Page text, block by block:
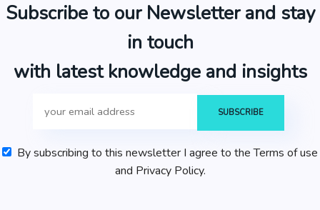
Subscribe to our Newsletter and stay
in touch
with latest knowledge and insights
By subscribing to this newsletter I agree to the Terms of use
and Privacy Policy.